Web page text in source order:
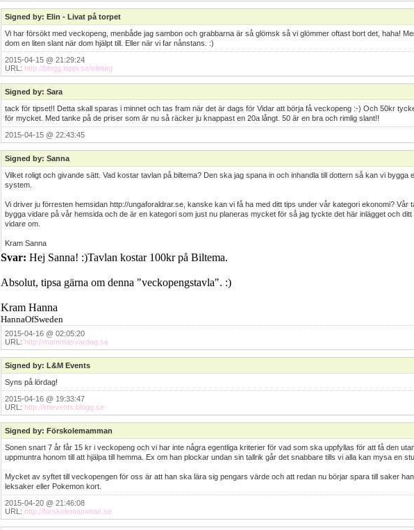
Signed by: Elin - Livat på torpet
Vi har försökt med veckopeng, menbåde jag sambon och grabbarna är så glömsk så vi glömmer oftast bort det, haha!
dom en liten slant när dom hjälpt till. Eller när vi far nånstans. :)
2015-04-15 @ 21:29:24
URL: http://blogg.loppi.se/elinteg
Signed by: Sara
tack för tipset!! Detta skall sparas i minnet och tas fram när det är dags för Vidar att börja få veckopeng :-) Och 50kr
för mycket. Med tanke på de priser som är nu så räcker ju knappast en 20a långt. 50 är en bra och rimlig slant!!
2015-04-15 @ 22:43:45
Signed by: Sanna
Vilket roligt och givande sätt. Vad kostar tavlan på biltema? Den ska jag spana in och inhandla till dottern så kan vi bygga
system.
Vi driver ju förresten hemsidan http://ungaforaldrar.se, kanske kan vi få ha med ditt tips under vår kategori ekonomi? Vår
bygga vidare på vår hemsida och de är en kategori som just nu planeras mycket för så jag tyckte det här inlägget och
vidare om.
Kram Sanna
Svar: Hej Sanna! :)Tavlan kostar 100kr på Biltema.
Absolut, tipsa gärna om denna "veckopengstavla". :)
Kram Hanna
HannaOfSweden
2015-04-16 @ 02:05:20
URL: http://mammasvardag.se
Signed by: L&M Events
Syns på lördag!
2015-04-16 @ 19:33:47
URL: http://lmevents.blogg.se
Signed by: Förskolemamman
Sonen snart 7 år får 15 kr i veckopeng och vi har inte några egentliga kriterier för vad som ska uppfyllas för att få den
uppmuntra honom till att hjälpa till hemma. Ex om han plockar undan sin tallrik går det snabbare tills vi alla kan mysa en
Mycket av syftet till veckopengen för oss är att han ska lära sig pengars värde och att redan nu börjar spara till saker
leksaker eller Pokemon kort.
2015-04-20 @ 21:46:08
URL: http://forskolemamman.se